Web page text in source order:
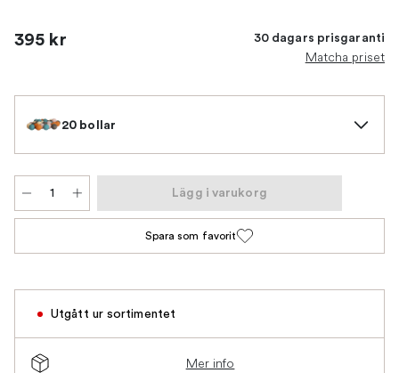
395 kr 30 dagars prisgaranti
Matcha priset
20 bollar
Lägg i varukorg
Spara som favorit
Utgått ur sortimentet
Mer info